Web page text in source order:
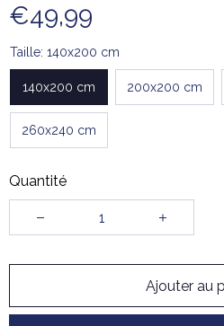
€49,99
Taille: 140x200 cm
140x200 cm 200x200 cm
260x240 cm
Quantité
Ajouter au